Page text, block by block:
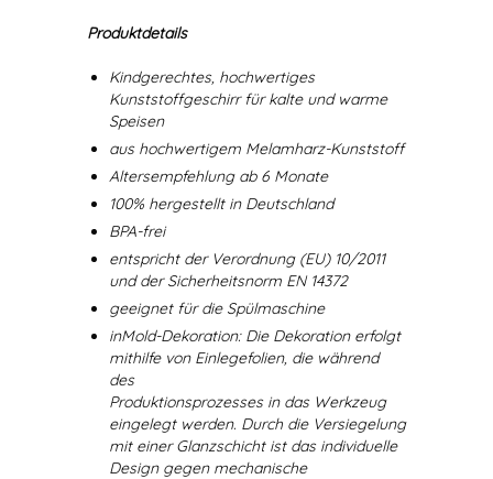
Produktdetails
Kindgerechtes, hochwertiges
Kunststoffgeschirr für kalte und warme
Speisen
aus hochwertigem Melamharz-Kunststoff
Altersempfehlung ab 6 Monate
100% hergestellt in Deutschland
BPA-frei
entspricht der Verordnung (EU) 10/2011
und der Sicherheitsnorm EN 14372
geeignet für die Spülmaschine
inMold-Dekoration: Die Dekoration erfolgt
mithilfe von Einlegefolien, die während
des
Produktionsprozesses in das Werkzeug
eingelegt werden. Durch die Versiegelung
mit einer Glanzschicht ist das individuelle
Design gegen mechanische